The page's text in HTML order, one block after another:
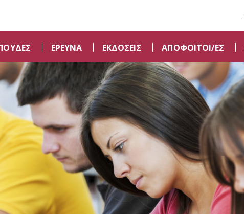
ΕΡΕΥΝΑ ΕΚΔΟΣΕΙΣ ΑΠΟΦΟΙΤΟΙ/ΕΣ